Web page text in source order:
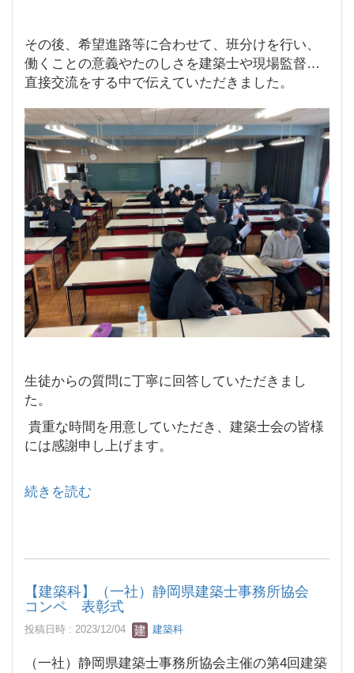
その後、希望進路等に合わせて、班分けを行い、
働くことの意義やたのしさを建築士や現場監督と
直接交流をする中で伝えていただきました。
生徒からの質問に丁寧に回答していただきまし
た。
貴重な時間を用意していただき、建築士会の皆様
には感謝申し上げます。
続きを読む
【建築科】（一社）静岡県建築士事務所協会
コンペ 表彰式
投稿日時 : 2023/12/04 建築科
（一社）静岡県建築士事務所協会主催の第4回建築